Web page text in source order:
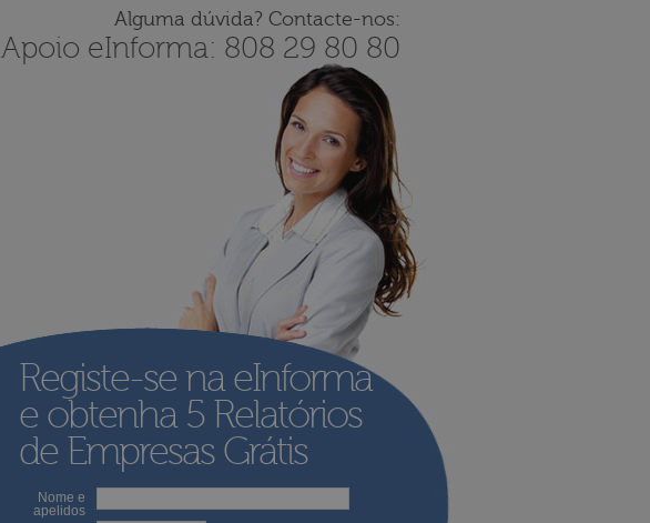
Alguma dúvida? Contacte-nos:
Apoio eInforma: 808 29 80 80
Registe-se na eInforma
e obtenha5 Relatórios
de Empresas Grátis
Nome e
apelidos